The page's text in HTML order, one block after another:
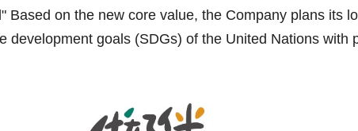
Based on the new core value, the Company plans its
development goals (SDGs) of the United Nations with